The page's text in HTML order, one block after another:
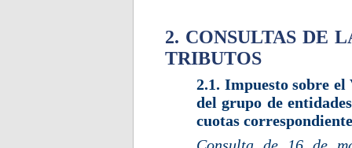
2. CONSULTAS DE
TRIBUTOS
2.1. Impuesto sobre
del grupo de
cuotas